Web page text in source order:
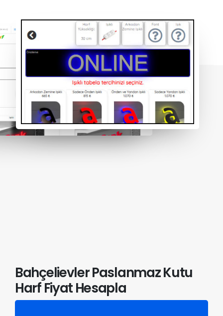
Bahçelievler Paslanmaz Kutu
Harf Fiyat Hesapla